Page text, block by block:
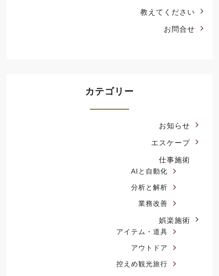
教えてください
お問合せ
カテゴリー
お知らせ
エスケープ
仕事施術
AIと自動化
分析と解析
業務改善
娯楽施術
アイテム・道具
アウトドア
控えめ観光旅行